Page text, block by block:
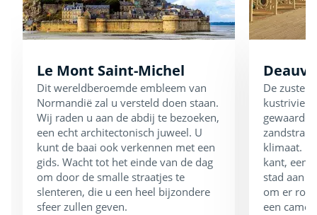
Le Mont Saint-Michel
Dit wereldberoemde embleem van
Normandië zal u versteld doen staan.
Wij raden u aan de abdij te bezoeken,
een echt architectonisch juweel. U
kunt de baai ook verkennen met een
gids. Wacht tot het einde van de dag
om door de smalle straatjes te
slenteren, die u een heel bijzondere
sfeer zullen geven.
De
kustrivier
klimaat.
kant, een
stad aan
om er
een